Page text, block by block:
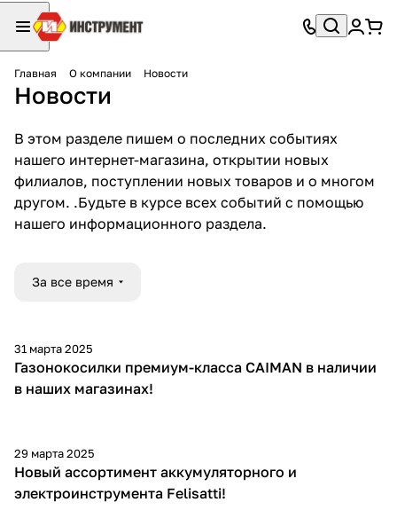
Главная О компании Новости
Новости
В этом разделе пишем о последних событиях
нашего интернет-магазина, открытии новых
филиалов, поступлении новых товаров и о многом
другом. .Будьте в курсе всех событий с помощью
нашего информационного раздела.
За все время
31 марта 2025
Газонокосилки премиум-класса CAIMAN в наличии
в наших магазинах!
29 марта 2025
Новый ассортимент аккумуляторного и
электроинструмента Felisatti!